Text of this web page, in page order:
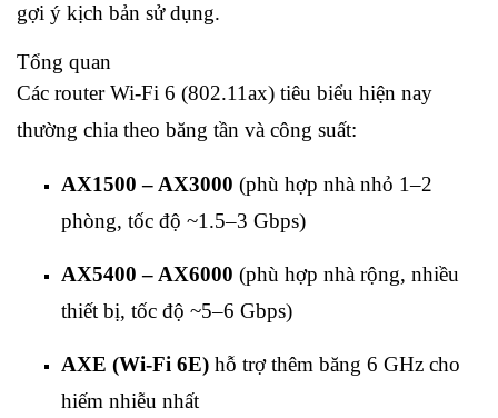
gợi ý kịch bản sử dụng.
Tổng quan
Các router Wi‑Fi 6 (802.11ax) tiêu biểu hiện nay
thường chia theo băng tần và công suất:
AX1500 – AX3000 (phù hợp nhà nhỏ 1–2
phòng, tốc độ ~1.5–3 Gbps)
AX5400 – AX6000 (phù hợp nhà rộng, nhiều
thiết bị, tốc độ ~5–6 Gbps)
AXE (Wi‑Fi 6E) hỗ trợ thêm băng 6 GHz cho
hiếm nhiễu nhất